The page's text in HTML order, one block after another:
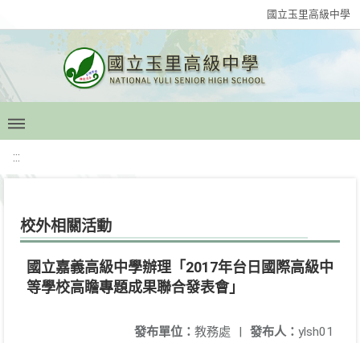
國立玉里高級中學
:::
校外相關活動
國立嘉義高級中學辦理「2017年台日國際高級中
等學校高瞻專題成果聯合發表會」
發布人： ylsh01
發布單位： 教務處 |